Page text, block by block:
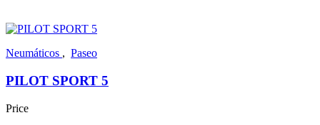
Neumáticos , Paseo
PILOT SPORT 5
Price